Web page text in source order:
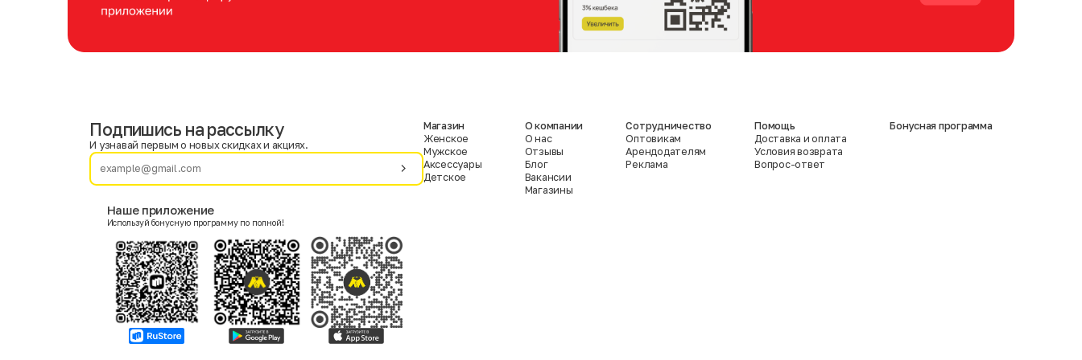
Фамилия
Женский
Согласие на получение чеков по электронной почте
Подпишись на рассылку
И узнавай первым о новых скидках и акциях.
Наше приложение
Используй бонусную программу по полной!
Магазин
Женское
Мужское
Аксессуары
Детское
О компании
О нас
Отзывы
Блог
Вакансии
Магазины
Сотрудничество
Оптовикам
Арендодателям
Реклама
Помощь
Доставка и оплата
Условия возврата
Вопрос-ответ
Бонусная программа